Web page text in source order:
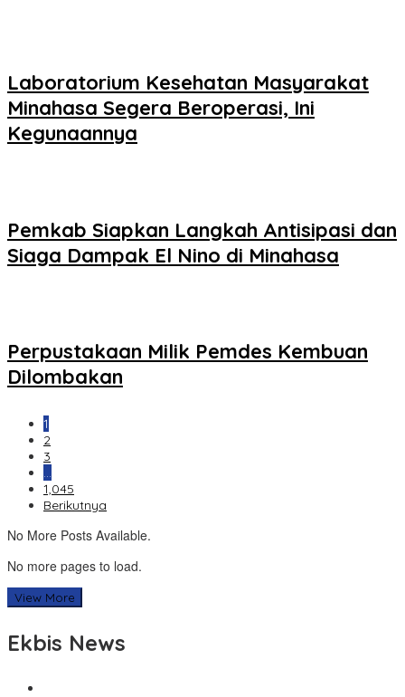
Laboratorium Kesehatan Masyarakat
Minahasa Segera Beroperasi, Ini
Kegunaannya
Pemkab Siapkan Langkah Antisipasi dan
Siaga Dampak El Nino di Minahasa
Perpustakaan Milik Pemdes Kembuan
Dilombakan
1
2
3
…
1,045
Berikutnya
No More Posts Available.
No more pages to load.
View More
Ekbis News